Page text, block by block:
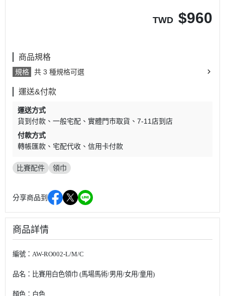
TWD $960
商品規格
規格 共 3 種規格可選
運送&付款
運送方式
貨到付款
一般宅配 實體門市取貨
7-11店到店
付款方式
轉帳匯款
宅配代收 信用卡付款
比賽配件 領巾
分享商品到
商品詳情
編號：AW-RO002-L/M/C
品名：比賽用白色領巾 (馬場馬術/男用/女用/童用)
顏色：白色